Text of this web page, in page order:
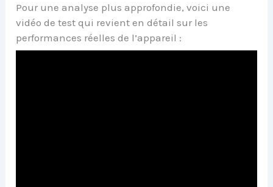
Pour une analyse plus approfondie, voici une
vidéo de test qui revient en détail sur les
performances réelles de l’appareil :